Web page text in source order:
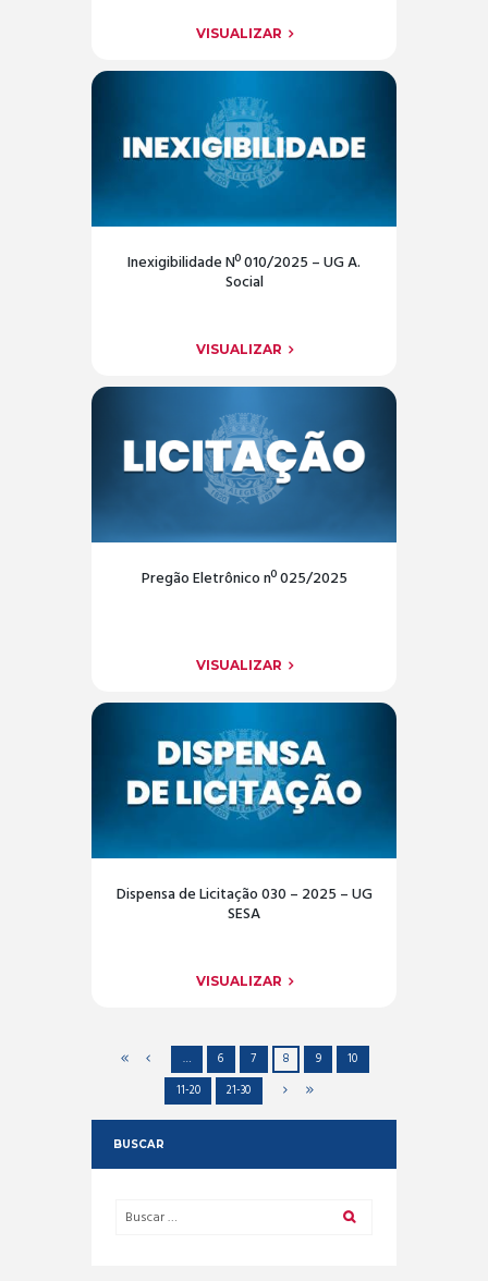
VISUALIZAR
Inexigibilidade Nº 010/2025 – UG A.
Social
VISUALIZAR
Pregão Eletrônico nº 025/2025
VISUALIZAR
Dispensa de Licitação 030 – 2025 – UG
SESA
VISUALIZAR
… 6 7 8 9
10
11-20
21-30
BUSCAR